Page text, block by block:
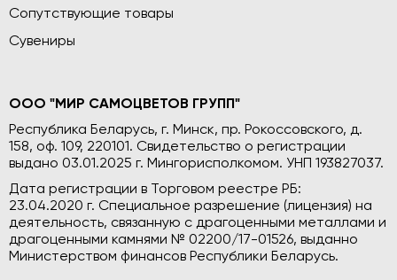
Сопутствующие товары
Сувениры
ООО "МИР САМОЦВЕТОВ ГРУПП"
Республика Беларусь, г. Минск, пр. Рокоссовского, д.
158, оф. 109, 220101. Свидетельство о регистрации
выдано 03.01.2025 г. Мингорисполкомом. УНП 193827037.
Дата регистрации в Торговом реестре РБ:
23.04.2020 г. Специальное разрешение (лицензия) на
деятельность, связанную с драгоценными металлами и
драгоценными камнями № 02200/17-01526, выданно
Министерством финансов Республики Беларусь.